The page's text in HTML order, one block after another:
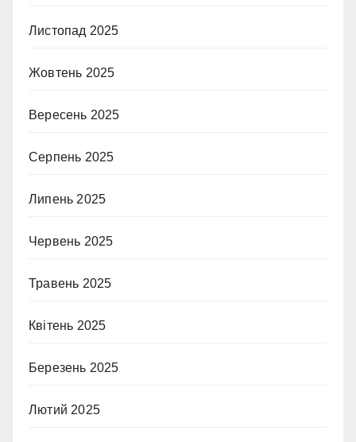
Листопад 2025
Жовтень 2025
Вересень 2025
Серпень 2025
Липень 2025
Червень 2025
Травень 2025
Квітень 2025
Березень 2025
Лютий 2025